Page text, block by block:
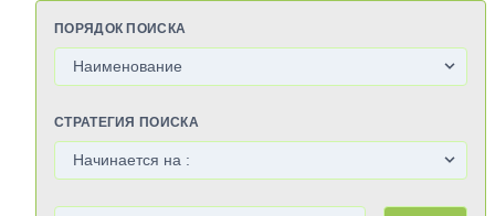
ПОРЯДОК ПОИСКА
СТРАТЕГИЯ ПОИСКА